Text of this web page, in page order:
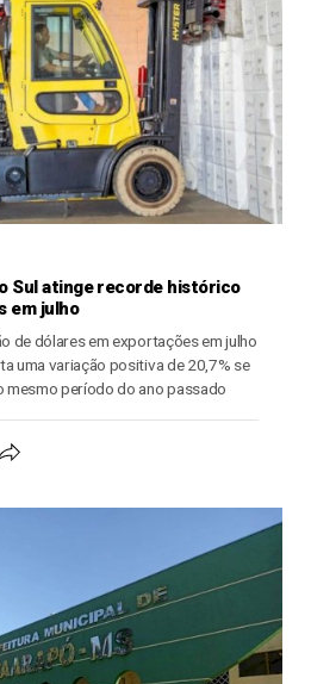
Sul atinge recorde histórico
em julho
de dólares em exportações em julho
uma variação positiva de 20,7% se
mesmo período do ano passado